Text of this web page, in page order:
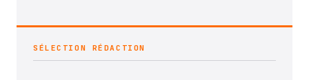
SÉLECTION RÉDACTION